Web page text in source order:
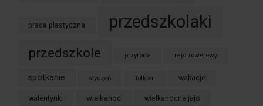
praca plastyczna przedszkolaki
przedszkole przyroda rajd rowerowy
spotkanie styczeń Tolkien wakacje
walentynki wielkanoc wielkanocne jajo